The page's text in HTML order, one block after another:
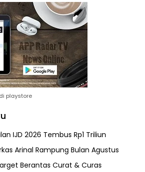
playstore
IJD 2026 Tembus Rp1 Triliun
Arinal Rampung Bulan Agustus
Berantas Curat & Curas